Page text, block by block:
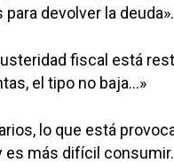
devolver la deuda».
fiscal está
el tipo no baja…»
lo que está
es más difícil consumir.